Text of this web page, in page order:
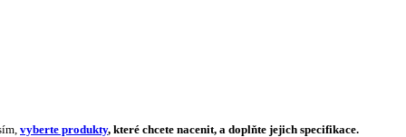
vyberte produkty, které chcete nacenit, a doplňte jejich specifikace.